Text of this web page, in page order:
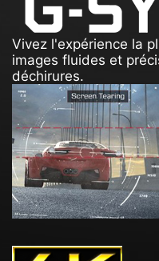
Vivez l'expérience la
images fluides et
déchirures.